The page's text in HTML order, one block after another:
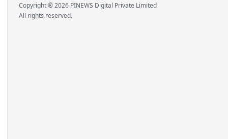
Copyright ®2026 PINEWS Digital Private Limited
All rights reserved.